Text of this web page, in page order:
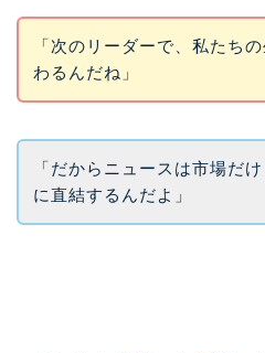
「次のリーダーで、私たち
わるんだね」
「だからニュースは市場だ
に直結するんだよ」